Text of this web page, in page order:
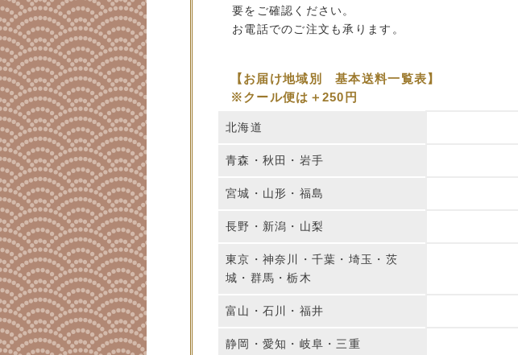
要をご確認ください。
お電話でのご注文も承ります。
【お届け地域別 基本送料一覧表】
※クール便は＋250円
北海道
青森・秋田・岩手
宮城・山形・福島
長野・新潟・山梨
東京・神奈川・千葉・埼玉・茨
城・群馬・栃木
富山・石川・福井
静岡・愛知・岐阜・三重